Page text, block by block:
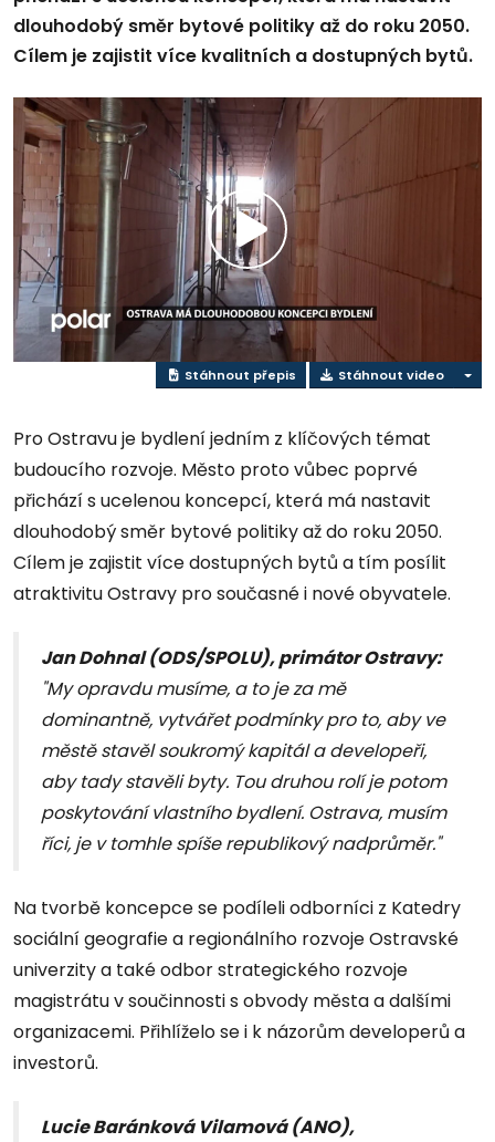
dlouhodobý směr bytové politiky až do roku 2050.
Cílem je zajistit více kvalitních a dostupných bytů.
Přehrát
video
Stáhnout přepis Stáhnout video
Pro Ostravu je bydlení jedním z klíčových témat
budoucího rozvoje. Město proto vůbec poprvé
přichází s ucelenou koncepcí, která má nastavit
dlouhodobý směr bytové politiky až do roku 2050.
Cílem je zajistit více dostupných bytů a tím posílit
atraktivitu Ostravy pro současné i nové obyvatele.
Jan Dohnal (ODS/SPOLU), primátor Ostravy:
"My opravdu musíme, a to je za mě
dominantně, vytvářet podmínky pro to, aby ve
městě stavěl soukromý kapitál a developeři,
aby tady stavěli byty. Tou druhou rolí je potom
poskytování vlastního bydlení. Ostrava, musím
říci, je v tomhle spíše republikový nadprůměr."
Na tvorbě koncepce se podíleli odborníci z Katedry
sociální geografie a regionálního rozvoje Ostravské
univerzity a také odbor strategického rozvoje
magistrátu v součinnosti s obvody města a dalšími
organizacemi. Přihlíželo se i k názorům developerů a
investorů.
Lucie Baránková Vilamová (ANO),